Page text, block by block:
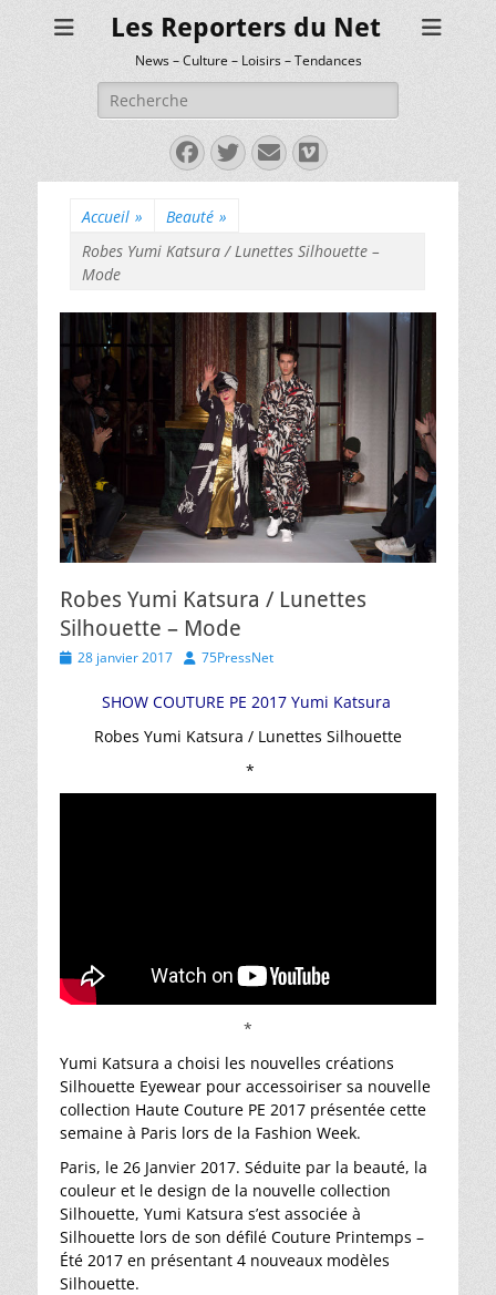
Les Reporters du Net
News – Culture – Loisirs – Tendances
Rechercher :
Facebook
Twitter
E-
mail
Vimeo
Accueil » Beauté »
Robes Yumi Katsura / Lunettes Silhouette –
Mode
Robes Yumi Katsura / Lunettes
Silhouette – Mode
Posted
28 janvier 2017 Author
75PressNet
SHOW COUTURE PE 2017 Yumi Katsura
Robes Yumi Katsura / Lunettes Silhouette
*
*
Yumi Katsura a choisi les nouvelles créations
Silhouette Eyewear pour accessoiriser sa nouvelle
collection Haute Couture PE 2017 présentée cette
semaine à Paris lors de la Fashion Week.
Paris, le 26 Janvier 2017. Séduite par la beauté, la
couleur et le design de la nouvelle collection
Silhouette, Yumi Katsura s’est associée à
Silhouette lors de son défilé Couture Printemps –
Été 2017 en présentant 4 nouveaux modèles
Silhouette.